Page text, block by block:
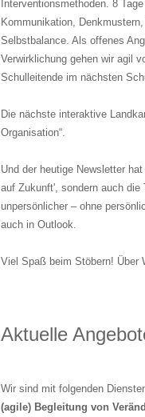
Interventionsmethoden. 8
Kommunikation,
Selbstbalance. Als offenes
Verwirklichung gehen wir agil
Schulleitende im nächsten
Die nächste interaktive
Organisation“.
Und der heutige Newsletter
auf Zukunft', sondern auch
unpersönlicher – ohne
auch in Outlook.
Viel Spaß beim Stöbern! Über
Aktuelle
Wir sind mit folgenden
(agile) Begleitung von